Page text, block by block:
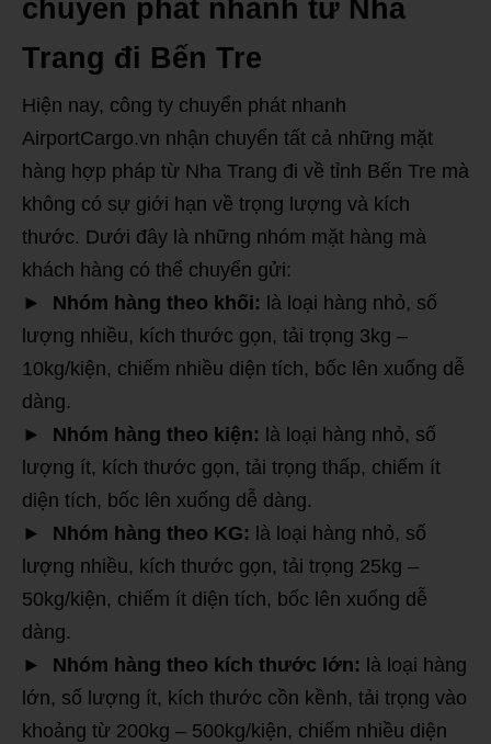
chuyển phát nhanh từ Nha
Trang đi Bến Tre
Hiện nay, công ty chuyển phát nhanh
AirportCargo.vn nhận chuyển tất cả những mặt
hàng hợp pháp từ Nha Trang đi về tỉnh Bến Tre mà
không có sự giới hạn về trọng lượng và kích
thước. Dưới đây là những nhóm mặt hàng mà
khách hàng có thể chuyển gửi:
► Nhóm hàng theo khối: là loại hàng nhỏ, số
lượng nhiều, kích thước gọn, tải trọng 3kg –
10kg/kiện, chiếm nhiều diện tích, bốc lên xuống dễ
dàng.
► Nhóm hàng theo kiện: là loại hàng nhỏ, số
lượng ít, kích thước gọn, tải trọng thấp, chiếm ít
diện tích, bốc lên xuống dễ dàng.
► Nhóm hàng theo KG: là loại hàng nhỏ, số
lượng nhiều, kích thước gọn, tải trọng 25kg –
50kg/kiện, chiếm ít diện tích, bốc lên xuống dễ
dàng.
► Nhóm hàng theo kích thước lớn: là loại hàng
lớn, số lượng ít, kích thước cồn kềnh, tải trọng vào
khoảng từ 200kg – 500kg/kiện, chiếm nhiều diện